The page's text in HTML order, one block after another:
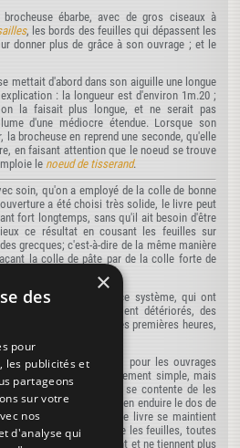
ébarbe, avec de gros ciseaux à
, les bords des feuilles qui dépassent les
donner plus de grâce à son ouvrage ; et le
mettait d'abord dans son aiguille une longue
: la longueur est d'environ 1m.20 ;
la faisait plus longue, et ne serait pas
d'une médiocre étendue. Lorsque son
brocheuse en reprend une seconde, qu'elle
en faisant attention que le noeud se trouve
le noeud de tisserand.
soin, qu'on a employé de la colle de bonne
a été choisi très solide, le livre peut
fort longtemps, sans qu'il ait besoin d'être
ce résultat en cousant les feuilles sur
grecques; c'est-à-dire de la même manière
la colle de pâte par de la colle forte de
brochés d'après ce système, qui ont
sans en être autrement détériorés, des
mis en pièces dès les premières heures,
surtout, on a adopté, pour les ouvrages
de brochage excessivement simple, mais
pas les cahiers, on se contente de les
dans une presse, d'en enduire le dos de
sans gardes. Le livre se maintient
mais aussitôt qu'on coupe les feuilles, toutes
reçu de colle se détachent et ne tiennent plus
×
des
pour
les publicités et
partageons
sur votre
nos
d'analyse qui